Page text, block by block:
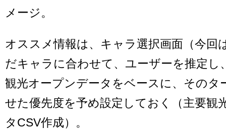
メージ。
オススメ情報は、キャラ選択画面（今回
だキャラに合わせて、ユーザーを推定し
観光オープンデータをベースに、そのタ
せた優先度を予め設定しておく（主要観
タCSV作成）。